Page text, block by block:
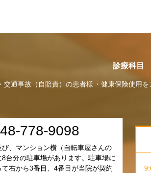
診療科目
交通事故（自賠責）の患者様 健康保険使用を
778-9098
び、マンション横（自転車屋さんの
8台分の駐車場があります。駐車場に
て右から3番目、4番目が当院が契約